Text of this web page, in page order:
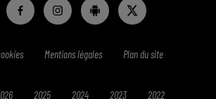
Mentions légales Plan du site
2025 2024 2023 2022